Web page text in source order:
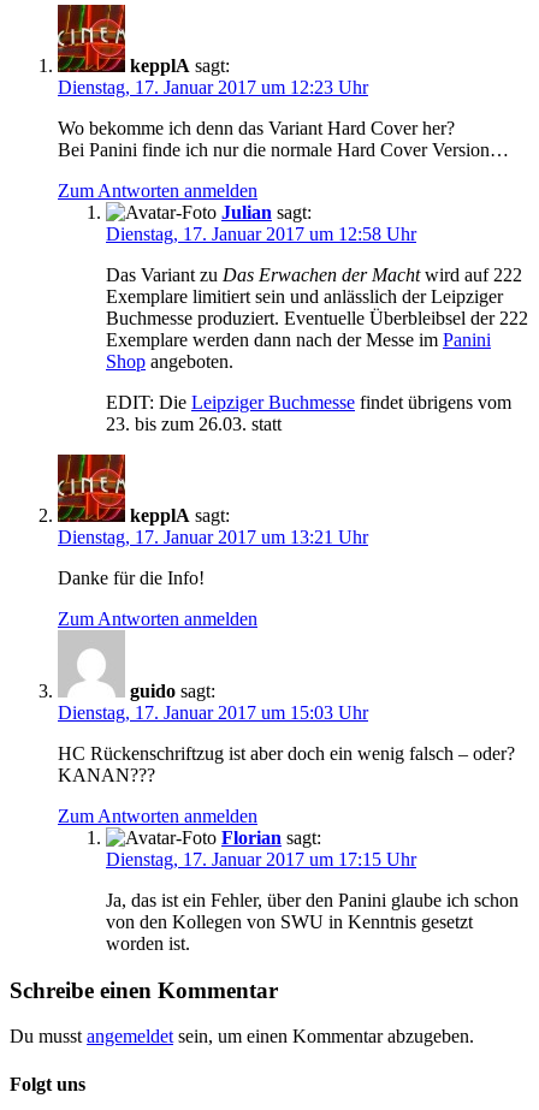
kepplA sagt:
Dienstag, 17. Januar 2017 um 12:23 Uhr
Wo bekomme ich denn das Variant Hard Cover her?
Bei Panini finde ich nur die normale Hard Cover Version…
Zum Antworten anmelden
Julian sagt:
Dienstag, 17. Januar 2017 um 12:58 Uhr
Das Variant zu Das Erwachen der Machtwird auf 222
Exemplare limitiert sein und anlässlich der Leipziger
Buchmesse produziert. Eventuelle Überbleibsel der 222
Exemplare werden dann nach der Messe im Panini
Shop angeboten.
EDIT: Die Leipziger Buchmesse findet übrigens vom
23. bis zum 26.03. statt
kepplA sagt:
Dienstag, 17. Januar 2017 um 13:21 Uhr
Danke für die Info!
Zum Antworten anmelden
guido sagt:
Dienstag, 17. Januar 2017 um 15:03 Uhr
HC Rückenschriftzug ist aber doch ein wenig falsch – oder?
KANAN???
Zum Antworten anmelden
Florian sagt:
Dienstag, 17. Januar 2017 um 17:15 Uhr
Ja, das ist ein Fehler, über den Panini glaube ich schon
von den Kollegen von SWU in Kenntnis gesetzt
worden ist.
Schreibe einen Kommentar
Du musstangemeldetsein, um einen Kommentar abzugeben.
Folgt uns